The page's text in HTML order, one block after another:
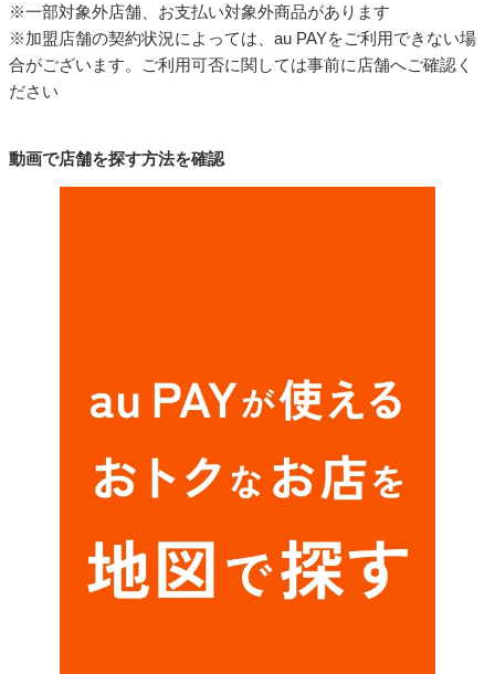
※一部対象外店舗、お支払い対象外商品があります
※加盟店舗の契約状況によっては、au PAYをご利用できない場
合がございます。ご利用可否に関しては事前に店舗へご確認く
ださい
動画で店舗を探す方法を確認